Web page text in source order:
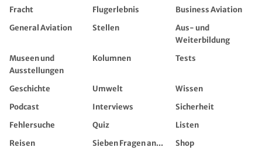
Fracht
Flugerlebnis
Business Aviation
General Aviation
Stellen
Aus- und
Weiterbildung
Museen und
Ausstellungen
Kolumnen Tests
Geschichte Umwelt
Wissen
Podcast
Interviews
Sicherheit
Fehlersuche
Quiz
Listen
Reisen
Sieben Fragen an...
Shop